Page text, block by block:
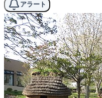
アラート